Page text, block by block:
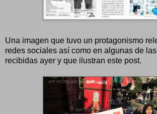
Una imagen que tuvo un protagonismo
redes sociales así como en algunas de
recibidas ayer y que ilustran este post.